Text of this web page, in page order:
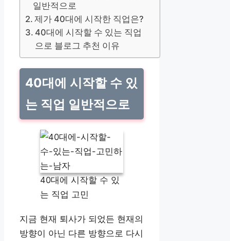
일반적으로
제가 40대에 시작한 직업은?
40대에 시작할 수 있는 직업
으로 블로그 추천 이유
40대에 시작할 수 있
는 직업 일반적으로
40대에 시작할 수 있
는 직업 고민
지금 현재 퇴사가 되었든 현재의
방향이 아닌 다른 방향으로 다시